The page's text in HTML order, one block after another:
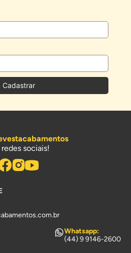
Cadastrar
redes sociais!
Whatsapp:
(44) 9 9146-2600